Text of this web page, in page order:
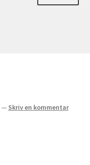
— Skriv en kommentar